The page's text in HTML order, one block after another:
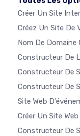
Créer Un Site
Créez Un Site De
Nom De Domaine
Constructeur De
Constructeur De
Constructeur De
Site Web
Créer Un Site
Constructeur De